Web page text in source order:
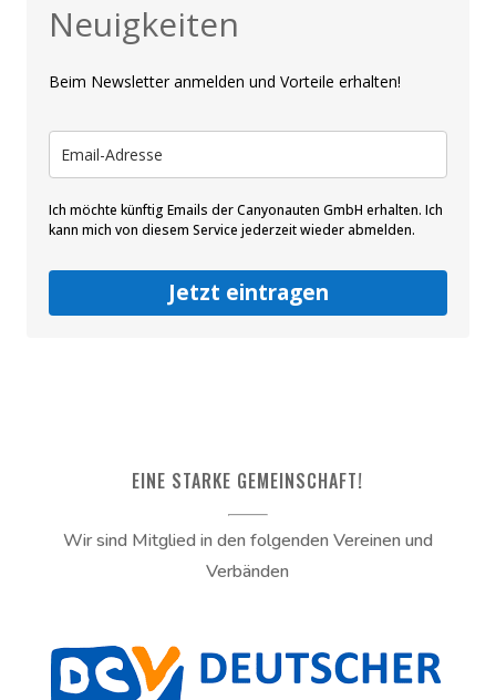
Neuigkeiten
Beim Newsletter anmelden und Vorteile erhalten!
Ich möchte künftig Emails der Canyonauten GmbH erhalten. Ich
kann mich von diesem Service jederzeit wieder abmelden.
Jetzt eintragen
EINE STARKE GEMEINSCHAFT!
Wir sind Mitglied in den folgenden Vereinen und
Verbänden